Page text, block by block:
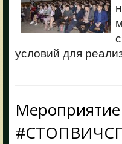
условий для